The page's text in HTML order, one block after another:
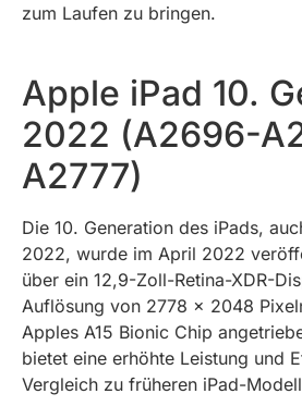
zum Laufen zu bringen.
Apple iPad 10.
2022 (A2696-
A2777)
Die 10. Generation des iPads,
2022, wurde im April 2022
über ein 12,9-Zoll-Retina-XDR-
Auflösung von 2778 x 2048
Apples A15 Bionic Chip
bietet eine erhöhte Leistung und
Vergleich zu früheren iPad-